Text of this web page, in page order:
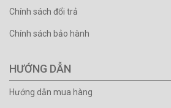
Chính sách đổi trả
Chính sách bảo hành
HƯỚNG DẪN
Hướng dẫn mua hàng